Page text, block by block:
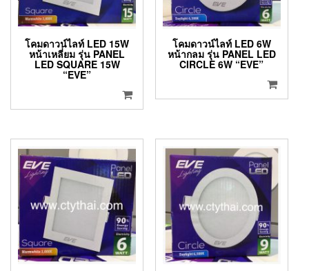
โคมดาวน์ไลท์ LED 15W
หน้าเหลี่ยม รุ่น PANEL
LED SQUARE 15W
“EVE”
โคมดาวน์ไลท์ LED 6W
หน้ากลม รุ่น PANEL LED
CIRCLE 6W “EVE”